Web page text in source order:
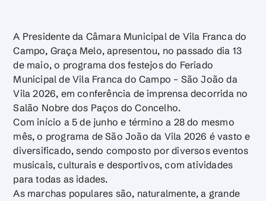
A Presidente da Câmara Municipal de Vila Franca do
Campo, Graça Melo, apresentou, no passado dia 13
de maio, o programa dos festejos do Feriado
Municipal de Vila Franca do Campo – São João da
Vila 2026, em conferência de imprensa decorrida no
Salão Nobre dos Paços do Concelho.
Com início a 5 de junho e término a 28 do mesmo
mês, o programa de São João da Vila 2026 é vasto e
diversificado, sendo composto por diversos eventos
musicais, culturais e desportivos, com atividades
para todas as idades.
As marchas populares são, naturalmente, a grande